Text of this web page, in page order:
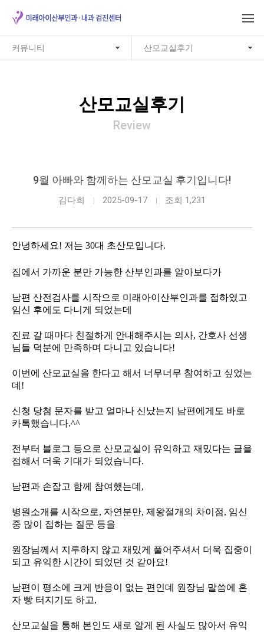
커뮤니티 산모교실후기
산모교실후기
Review
9월 아빠와 함께하는 산모교실 후기입니다!
김다희 2025-09-17 조회 1,231
안녕하세요! 저는 30대 초산모입니다.
집에서 가까운 분만 가능한 산부인과를 알아보다가
남편 산전검사를 시작으로 미래아이산부인과를 접하였고
임신 후에도 다니게 되었는데
진료 갈 때마다 친절하게 안내해주시는 의사, 간호사 선생
님들 덕분에 만족하며 다니고 있습니다!
이번에 산모교실을 한다고 해서 너무너무 참여하고 싶었는
데!
신청 당첨 문자를 받고 얼마나 신났는지 남편에게도 바로
카톡했습니다.^^
전부터 블로그 등으로 산모교실이 유익하고 재밌다는 글을
접해서 더욱 기대가 되었습니다.
남편과 손잡고 함께 참여했는데,
병원소개를 시작으로, 자연분만, 제왕절개의 차이점, 임신
중 많이 접하는 질문 등을
원장님께서 지루하지 않고 재밌게 풀어주셔서 더욱 집중이
되고 유익한 시간이 되었던 것 같아요!
남편이 평소에 크게 반응이 없는 편인데 원장님 말씀에 혼
자 빵 터지기도 하고,
산모교실을 통해 본인도 새로 알게 된 사실도 많아서 유익